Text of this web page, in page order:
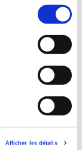
Afficher les détails